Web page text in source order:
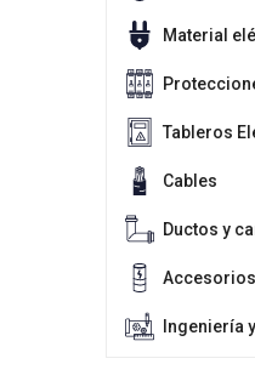
Material
Tableros
Cables
Ductos y
Ingeniería